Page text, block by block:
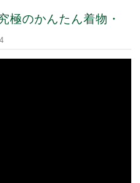
極のかんたん着物・